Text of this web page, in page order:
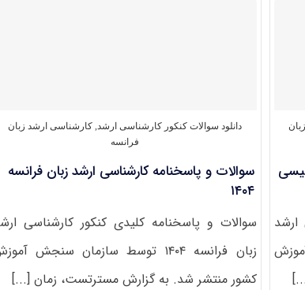
ارشد
آموزش
دانلود سوالات کنکور کارشناسی ارشد,کارشناسی ارشد زبان
فرانسه
سوالات و پاسخنامه کارشناسی ارشد زبان فرانسه
۱۴۰۴
سوالات و پاسخنامه کلیدی کنکور کارشناسی
زبان فرانسه ۱۴۰۴ توسط سازمان سنجش
کشور منتشر شد. به گزارش مسترتست، زمان [...]